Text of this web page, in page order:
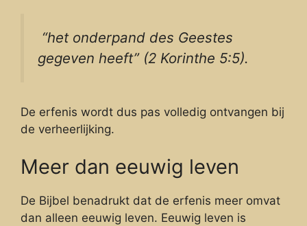
“het onderpand des Geestes
gegeven heeft” (2 Korinthe 5:5).
De erfenis wordt dus pas volledig ontvangen bij
de verheerlijking.
Meer dan eeuwig leven
De Bijbel benadrukt dat de erfenis meer omvat
dan alleen eeuwig leven. Eeuwig leven is